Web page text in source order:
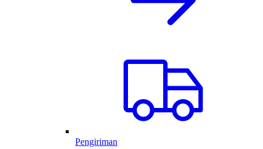
Pengiriman